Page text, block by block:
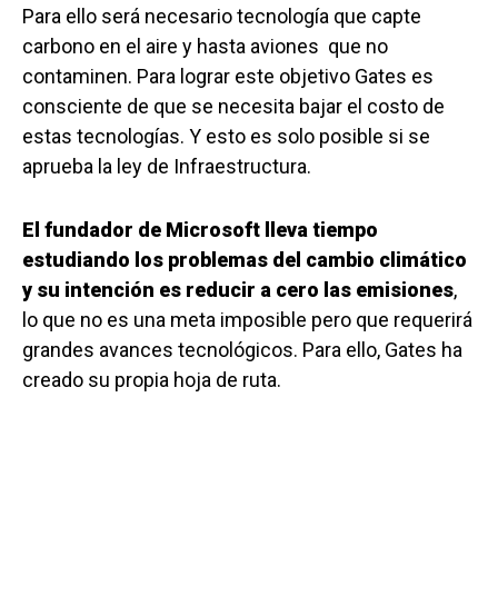
Para ello será necesario tecnología que capte
carbono en el aire y hasta aviones que no
contaminen. Para lograr este objetivo Gates es
consciente de que se necesita bajar el costo de
estas tecnologías. Y esto es solo posible si se
aprueba la ley de Infraestructura.
El fundador de Microsoft lleva tiempo
estudiando los problemas del cambio climático
y su intención es reducir a cero las emisiones,
lo que no es una meta imposible pero que requerirá
grandes avances tecnológicos. Para ello, Gates ha
creado su propia hoja de ruta.